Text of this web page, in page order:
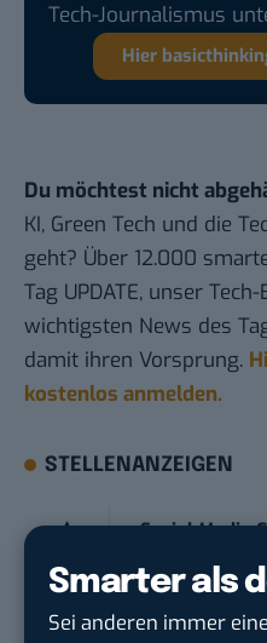
Smarter als
Sei anderen immer
Tech-Journalismus
Hier
Du möchtest nicht
KI, Green Tech und die
geht? Über 12.000
Tag UPDATE, unser
wichtigsten News des
damit ihren Vorsprung.
kostenlos anmelden.
STELLENANZEIGEN
Social Media
moveUP Media